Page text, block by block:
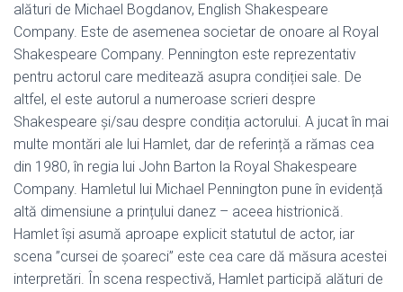
alături de Michael Bogdanov, English Shakespeare
Company. Este de asemenea societar de onoare al Royal
Shakespeare Company. Pennington este reprezentativ
pentru actorul care meditează asupra condiției sale. De
altfel, el este autorul a numeroase scrieri despre
Shakespeare și/sau despre condiția actorului. A jucat în mai
multe montări ale lui Hamlet, dar de referință a rămas cea
din 1980, în regia lui John Barton la Royal Shakespeare
Company. Hamletul lui Michael Pennington pune în evidență
altă dimensiune a prințului danez – aceea histrionică.
Hamlet își asumă aproape explicit statutul de actor, iar
scena ”cursei de șoareci” este cea care dă măsura acestei
interpretări. În scena respectivă, Hamlet participă alături de